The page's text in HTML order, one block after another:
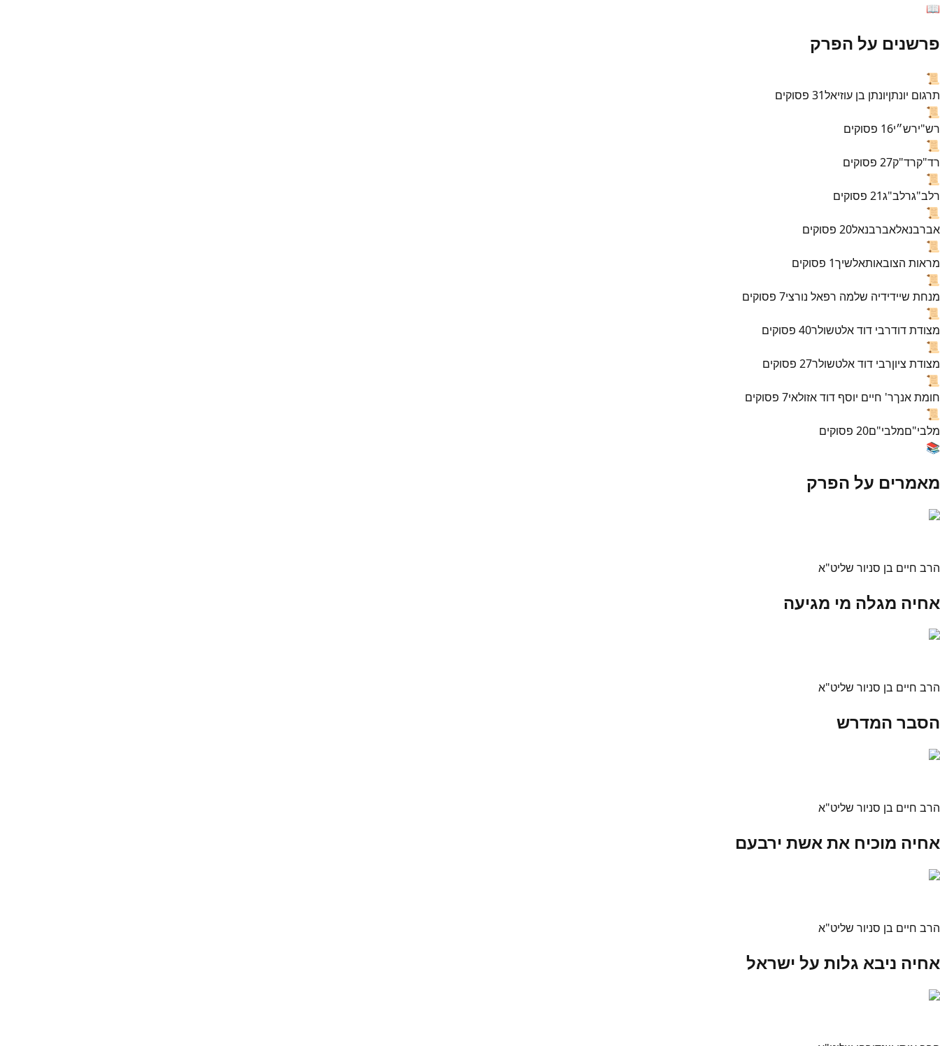
📖
פרשנים על הפרק
📜
תרגום יונתןיונתן בן עוזיאל31 פסוקים
📜
רש"ירש״י16 פסוקים
📜
רד"קרד"ק27 פסוקים
📜
רלב"גרלב"ג21 פסוקים
📜
אברבנאלאברבנאל20 פסוקים
📜
מראות הצובאותאלשיך1 פסוקים
📜
מנחת שיידידיה שלמה רפאל נורצי7 פסוקים
📜
מצודת דודרבי דוד אלטשולר40 פסוקים
📜
מצודת ציוןרבי דוד אלטשולר27 פסוקים
📜
חומת אנךר' חיים יוסף דוד אזולאי7 פסוקים
📜
מלבי"םמלבי"ם20 פסוקים
📚
מאמרים על הפרק
הרב חיים בן סניור שליט"א
אחיה מגלה מי מגיעה
הרב חיים בן סניור שליט"א
הסבר המדרש
הרב חיים בן סניור שליט"א
אחיה מוכיח את אשת ירבעם
הרב חיים בן סניור שליט"א
אחיה ניבא גלות על ישראל